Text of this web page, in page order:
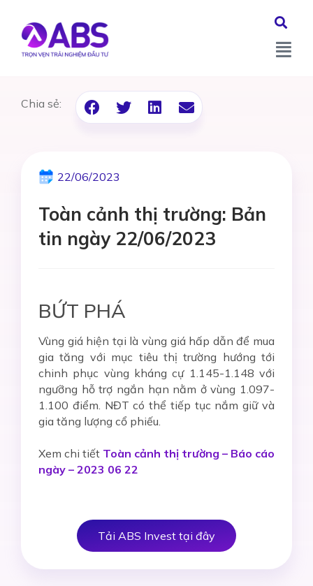
Chia sẻ:
22/06/2023
Toàn cảnh thị trường: Bản
tin ngày 22/06/2023
BỨT PHÁ
Vùng giá hiện tại là vùng giá hấp dẫn để mua
gia tăng với mục tiêu thị trường hướng tới
chinh phục vùng kháng cự 1.145-1.148 với
ngưỡng hỗ trợ ngắn hạn nằm ở vùng 1.097-
1.100 điểm. NĐT có thể tiếp tục nắm giữ và
gia tăng lượng cổ phiếu.
Xem chi tiết Toàn cảnh thị trường – Báo cáo
ngày – 2023 06 22
Tải ABS Invest tại đây